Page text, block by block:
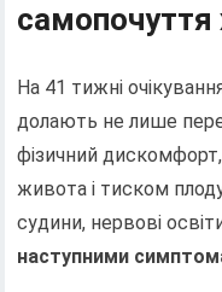
самопочуття
На 41 тижні
долають не лише
фізичний
живота і тиском плоду
судини, нервові
наступними